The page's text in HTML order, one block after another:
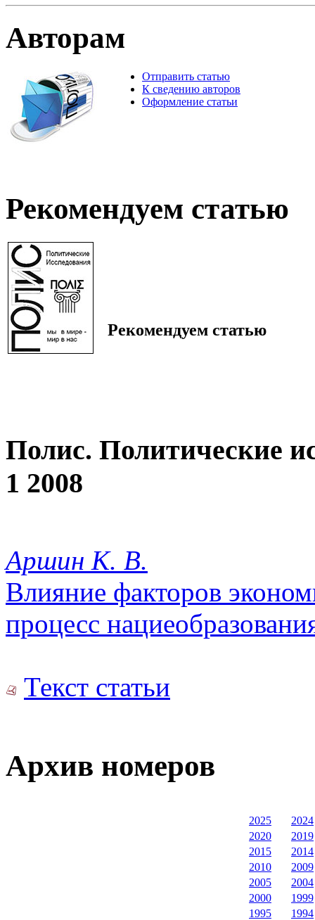
Авторам
Отправить статью
К сведению авторов
Оформление статьи
Рекомендуем статью
Рекомендуем статью
Полис. Политические
1 2008
Аршин К. В.
Влияние факторов
процесс
Текст статьи
Архив номеров
2025
2024
2020
2019
2015
2014
2010
2009
2005
2004
2000
1999
1995
1994